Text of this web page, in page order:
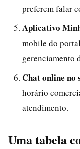
preferem falar
Aplicativo
mobile do
gerenciamento
Chat online no
horário
atendimento.
Uma tabela